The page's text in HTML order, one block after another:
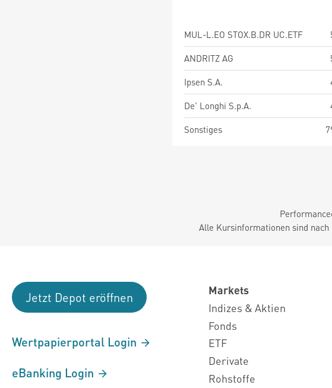
MUL-L.EO STOX.B.DR UC.ETF
ANDRITZ AG
Ipsen S.A.
De' Longhi S.p.A.
Sonstiges
Alle Kursinformationen sind
Jetzt Depot eröffnen
Wertpapierportal Login
eBanking Login
Markets
Indizes & Aktien
Fonds
ETF
Derivate
Rohstoffe